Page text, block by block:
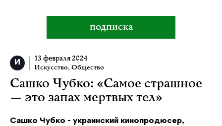
подписка
13 февраля 2024
Искусство, Общество
Сашко Чубко: «Самое страшное
— это запах мертвых тел»
Сашко Чубко - украинский кинопродюсер,